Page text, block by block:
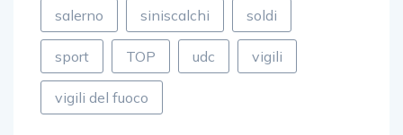
salerno siniscalchi soldi
sport TOP udc vigili
vigili del fuoco